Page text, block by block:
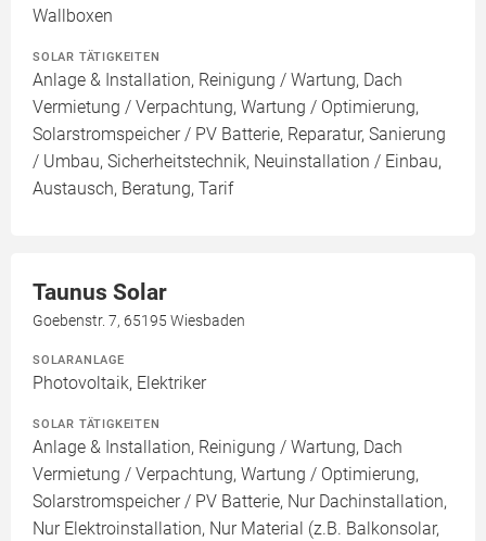
Wallboxen
SOLAR TÄTIGKEITEN
Anlage & Installation, Reinigung / Wartung, Dach
Vermietung / Verpachtung, Wartung / Optimierung,
Solarstromspeicher / PV Batterie, Reparatur, Sanierung
/ Umbau, Sicherheitstechnik, Neuinstallation / Einbau,
Austausch, Beratung, Tarif
Taunus Solar
Goebenstr. 7, 65195 Wiesbaden
SOLARANLAGE
Photovoltaik, Elektriker
SOLAR TÄTIGKEITEN
Anlage & Installation, Reinigung / Wartung, Dach
Vermietung / Verpachtung, Wartung / Optimierung,
Solarstromspeicher / PV Batterie, Nur Dachinstallation,
Nur Elektroinstallation, Nur Material (z.B. Balkonsolar,